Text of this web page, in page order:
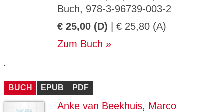
Buch, 978-3-96739-003-2
€ 25,00 (D) | € 25,80 (A)
Zum Buch
BUCH EPUB PDF
Anke van Beekhuis, Marco